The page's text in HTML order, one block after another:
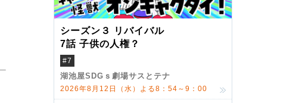
シーズン３ リバイバル
7話 子供の人権？
#7
湖池屋SDGｓ劇場サスとテナ
2026年8月12日（水）よる8：54～9：00